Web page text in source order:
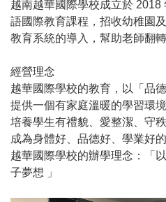
越南越華國際學校成立於 2018
語國際教育課程，招收幼稚園
教育系統的導入，幫助老師翻轉
經營理念
越華國際學校的教育，以「品
提供一個有家庭溫暖的學習環境
培養學生有禮貌、愛整潔、守
成為身體好、品德好、學業好
越華國際學校的辦學理念：「
子夢想 」